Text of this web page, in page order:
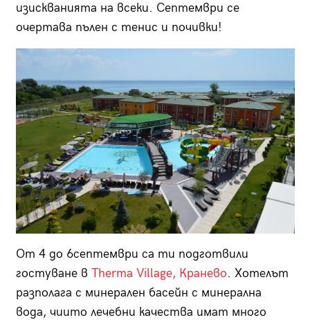
изискванията на всеки. Септември се
очертава пълен с тенис и почивки!
От 4 до 6септември са ти подготвили
гостуване в Therma Village, Кранево. Хотелът
разполага с минерален басейн с минерална
вода, чиито лечебни качества имат много